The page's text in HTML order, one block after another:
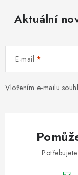
Aktuální
E-mail
Vložením e-mailu